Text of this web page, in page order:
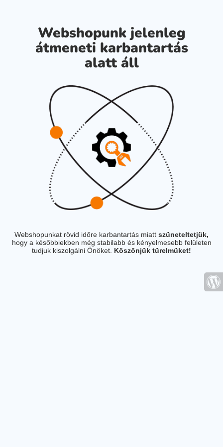
Webshopunk jelenleg
átmeneti karbantartás
alatt áll
Webshopunkat rövid időre karbantartás miatt szüneteltetjük,
hogy a későbbiekben még stabilabb és kényelmesebb felületen
tudjuk kiszolgálni Önöket. Köszönjük türelmüket!